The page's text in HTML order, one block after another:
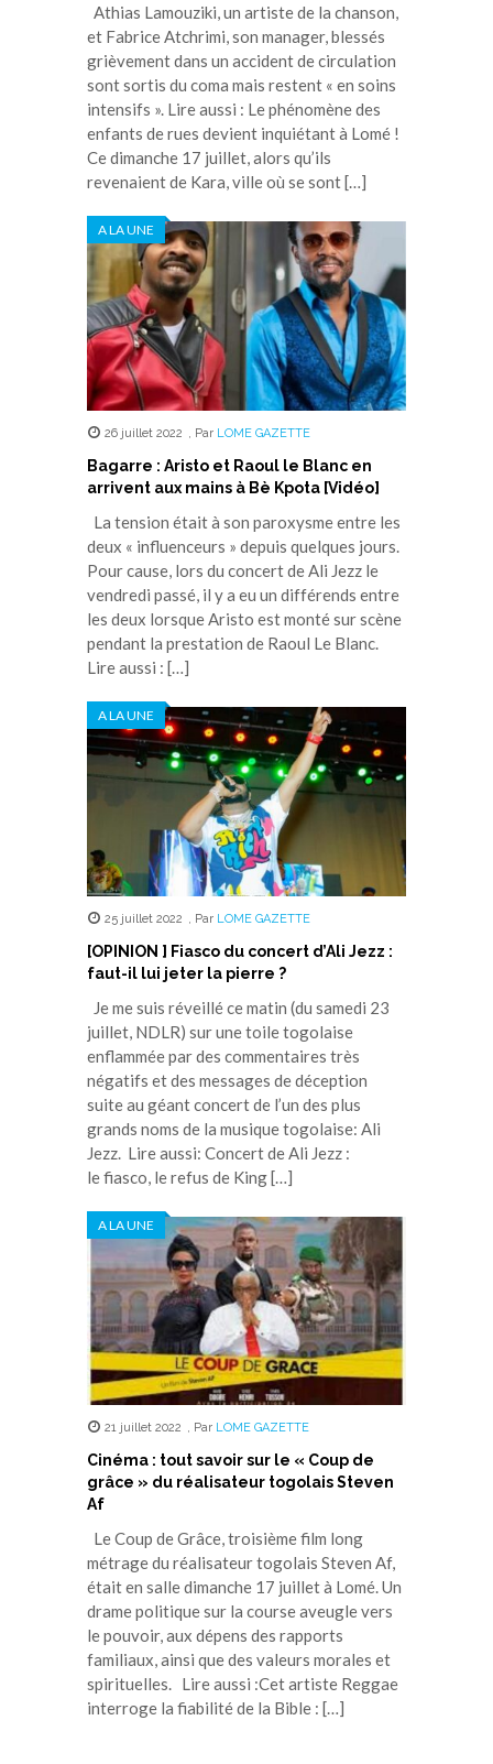
Athias Lamouziki, un artiste de la chanson,
et Fabrice Atchrimi, son manager, blessés
grièvement dans un accident de circulation
sont sortis du coma mais restent « en soins
intensifs ». Lire aussi : Le phénomène des
enfants de rues devient inquiétant à Lomé !
Ce dimanche 17 juillet, alors qu’ils
revenaient de Kara, ville où se sont […]
A LA UNE
26 juillet 2022 , Par LOME GAZETTE
Bagarre : Aristo et Raoul le Blanc en
arrivent aux mains à Bè Kpota [Vidéo]
La tension était à son paroxysme entre les
deux « influenceurs » depuis quelques jours.
Pour cause, lors du concert de Ali Jezz le
vendredi passé, il y a eu un différends entre
les deux lorsque Aristo est monté sur scène
pendant la prestation de Raoul Le Blanc.
Lire aussi : […]
A LA UNE
25 juillet 2022 Par LOME GAZETTE
[OPINION ] Fiasco du concert d’Ali Jezz :
faut-il lui jeter la pierre ?
Je me suis réveillé ce matin (du samedi 23
juillet, NDLR) sur une toile togolaise
enflammée par des commentaires très
négatifs et des messages de déception
suite au géant concert de l’un des plus
grands noms de la musique togolaise: Ali
Jezz. Lire aussi: Concert de Ali Jezz :
le fiasco, le refus de King […]
A LA UNE
21 juillet 2022 , Par LOME GAZETTE
Cinéma : tout savoir sur le « Coup de
grâce » du réalisateur togolais Steven
Af
Le Coup de Grâce, troisième film long
métrage du réalisateur togolais Steven Af,
était en salle dimanche 17 juillet à Lomé. Un
drame politique sur la course aveugle vers
le pouvoir, aux dépens des rapports
familiaux, ainsi que des valeurs morales et
spirituelles. Lire aussi :Cet artiste Reggae
interroge la fiabilité de la Bible : […]